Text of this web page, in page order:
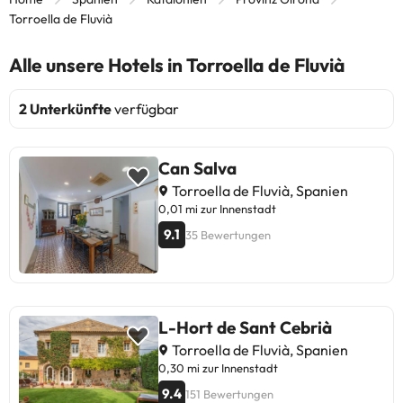
Torroella de Fluvià
Alle unsere Hotels in Torroella de Fluvià
2 Unterkünfteverfügbar
Can Salva
Torroella de Fluvià, Spanien
0,01 mi zur Innenstadt
9.1 35 Bewertungen
L-Hort de Sant Cebrià
Torroella de Fluvià, Spanien
0,30 mi zur Innenstadt
9.4 151 Bewertungen